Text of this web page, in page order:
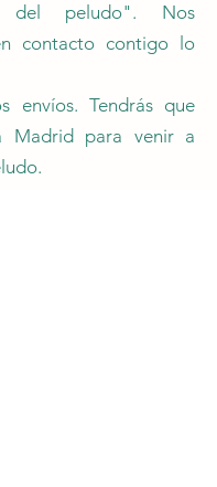
del peludo". Nos
contacto contigo lo
envíos. Tendrás que
Madrid para venir a